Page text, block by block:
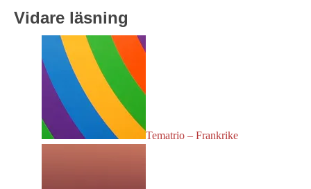
Vidare läsning
Tematrio – Frankrike